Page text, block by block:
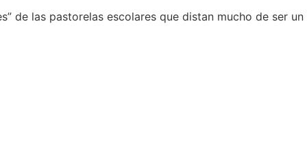
de las pastorelas escolares que distan mucho de ser un